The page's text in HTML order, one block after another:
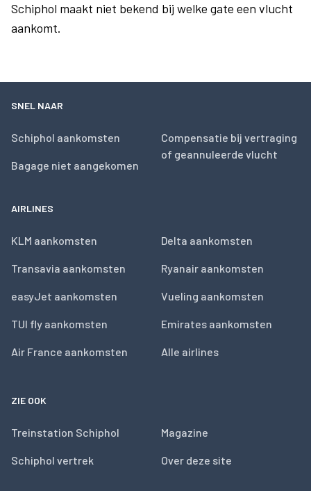
Schiphol maakt niet bekend bij welke gate een vlucht
aankomt.
SNEL NAAR
Schiphol aankomsten
Bagage niet aangekomen
Compensatie bij vertraging
of geannuleerde vlucht
AIRLINES
KLM aankomsten
Transavia aankomsten
easyJet aankomsten
TUI fly aankomsten
Air France aankomsten
Delta aankomsten
Ryanair aankomsten
Vueling aankomsten
Emirates aankomsten
Alle airlines
ZIE OOK
Treinstation Schiphol
Schiphol vertrek
Magazine
Over deze site